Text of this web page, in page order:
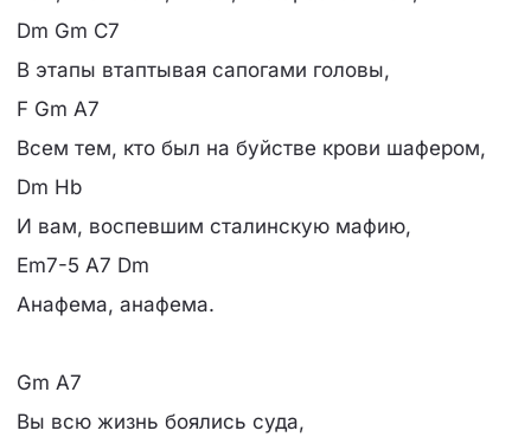
Dm Gm C7
В этапы втаптывая сапогами головы,
F Gm A7
Всем тем, кто был на буйстве крови шафером,
Dm Hb
И вам, воспевшим сталинскую мафию,
Em7-5 A7 Dm
Анафема, анафема.
Gm A7
Вы всю жизнь боялись суда,